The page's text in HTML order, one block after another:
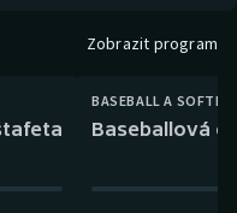
Zobrazit program
BASEBALL A
Baseballová